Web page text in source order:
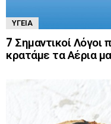
ΥΓΕΊΑ
7 Σημαντικοί
κρατάμε τα Αέρια